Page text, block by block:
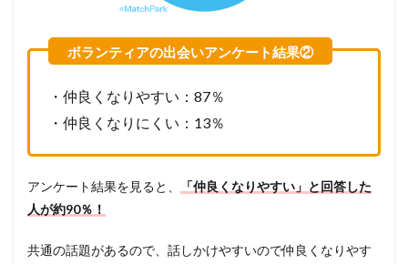
・仲良くなりやすい：87％
・仲良くなりにくい：13％
アンケート結果を見ると、
「仲良くなりやすい」と回答した
人が約90％！
共通の話題があるので、話しかけやすいので仲良くなりやす